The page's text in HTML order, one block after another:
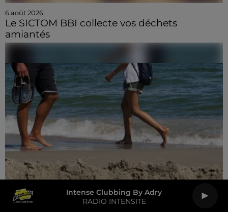
Intense Clubbing By Adry
RADIO INTENSITE
6 août 2026
Le SICTOM BBI collecte vos déchets
amiantés